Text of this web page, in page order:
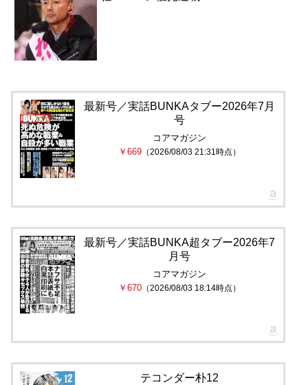
最新号／実話BUNKAタブー2026年7月
号
コアマガジン
￥669 （2026/08/03 21:31時点）
最新号／実話BUNKA超タブー2026年7
月号
コアマガジン
￥670 （2026/08/03 18:14時点）
テコンダー朴12